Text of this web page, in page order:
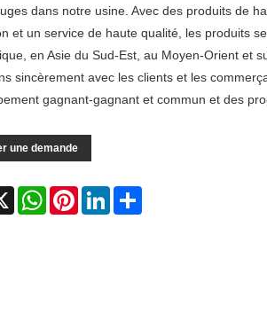
dans notre usine. Avec des produits de
et un service de haute qualité, les produits
en Asie du Sud-Est, au Moyen-Orient et
sincèrement avec les clients et les
gagnant-gagnant et commun et des
une demande
X WhatsAppPinterestLinkedIn